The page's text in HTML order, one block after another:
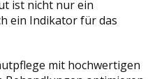
ist nicht nur ein
ein Indikator für das
mit hochwertigen